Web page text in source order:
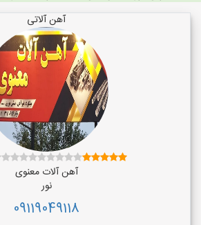
آهن آلاتی
آهن آلات معنوی
نور
09119049118